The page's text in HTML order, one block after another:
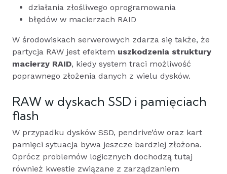
działania złośliwego oprogramowania
błędów w macierzach RAID
W środowiskach serwerowych zdarza się także, że
partycja RAW jest efektem uszkodzenia struktury
macierzy RAID, kiedy system traci możliwość
poprawnego złożenia danych z wielu dysków.
RAW w dyskach SSD i pamięciach
flash
W przypadku dysków SSD, pendrive’ów oraz kart
pamięci sytuacja bywa jeszcze bardziej złożona.
Oprócz problemów logicznych dochodzą tutaj
również kwestie związane z zarządzaniem